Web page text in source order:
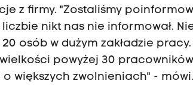
z firmy. "Zostaliśmy
nikt nas nie informował.
osób w dużym zakładzie
powyżej 30
większych zwolnieniach" - mówi.